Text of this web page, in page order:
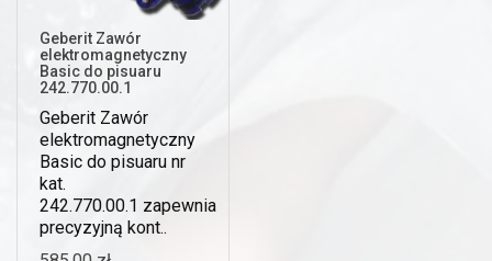
Geberit Zawór
elektromagnetyczny
Basic do pisuaru
242.770.00.1
Geberit Zawór
elektromagnetyczny
Basic do pisuaru nr
kat.
242.770.00.1 zapewnia
precyzyjną kont..